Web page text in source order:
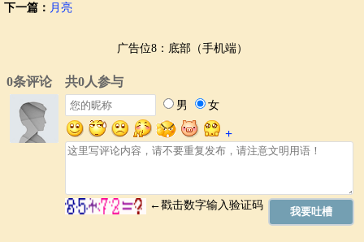
下一篇： 月亮
广告位8：底部（手机端）